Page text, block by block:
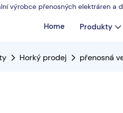
výrobce přenosných elektráren a
Home Produkty
Horký prodej přenosná